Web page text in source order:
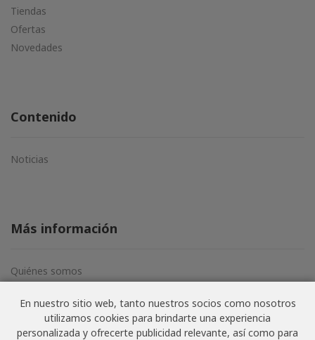
En nuestro sitio web, tanto nuestros socios como nosotros
utilizamos cookies para brindarte una experiencia
personalizada y ofrecerte publicidad relevante, así como para
Tiendas
Ofertas
Novedades
Contenido
Noticias
Más información
Quiénes somos
Términos y condiciones
Política de privacidad